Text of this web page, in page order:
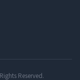
Reserved.